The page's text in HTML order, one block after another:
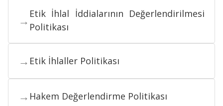
→ Etik İhlal İddialarının Değerlendirilmesi
Politikası
→ Etik İhlaller Politikası
→ Hakem Değerlendirme Politikası